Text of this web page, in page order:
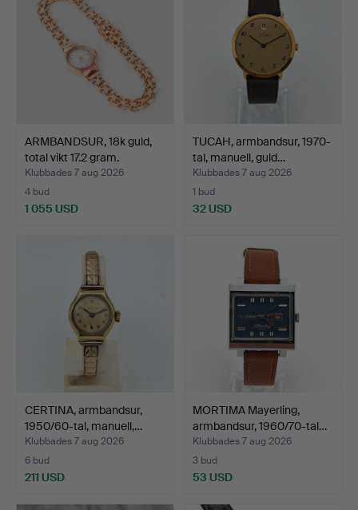
ARMBANDSUR, 18k guld,
total vikt 17.2 gram.
Klubbades 7 aug 2026
4 bud
1 055 USD
TUCAH, armbandsur, 1970-
tal, manuell, guld…
Klubbades 7 aug 2026
1 bud
32 USD
CERTINA, armbandsur,
1950/60-tal, manuell,…
Klubbades 7 aug 2026
6 bud
211 USD
MORTIMA Mayerling,
armbandsur, 1960/70-tal…
Klubbades 7 aug 2026
3 bud
53 USD